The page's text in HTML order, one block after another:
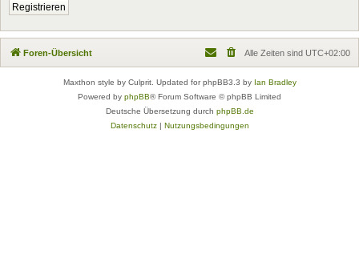
Registrieren
Foren-Übersicht Alle Zeiten sind UTC+02:00
Maxthon style by Culprit. Updated for phpBB3.3 by Ian Bradley
Powered by phpBB® Forum Software © phpBB Limited
Deutsche Übersetzung durch phpBB.de
Datenschutz| Nutzungsbedingungen